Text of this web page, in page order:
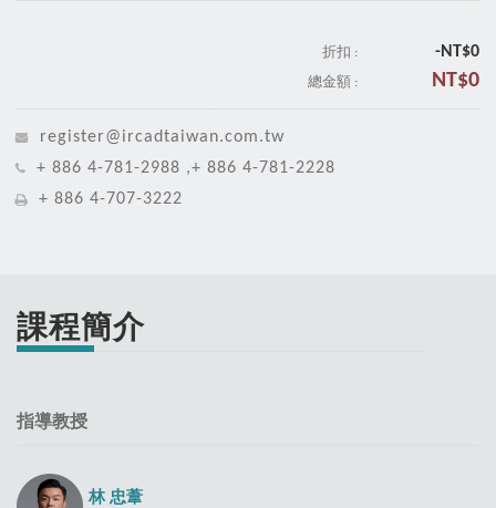
折扣 : -NT$0
總金額 : NT$0
register@ircadtaiwan.com.tw
+ 886 4-781-2988 ,+ 886 4-781-2228
+ 886 4-707-3222
課程簡介
指導教授
林 忠葦